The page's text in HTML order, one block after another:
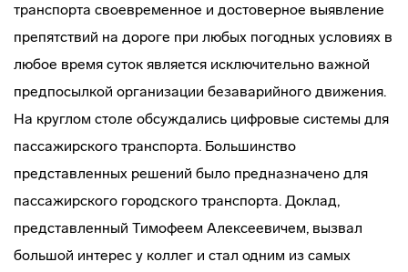
транспорта своевременное и достоверное выявление
препятствий на дороге при любых погодных условиях в
любое время суток является исключительно важной
предпосылкой организации безаварийного движения.
На круглом столе обсуждались цифровые системы для
пассажирского транспорта. Большинство
представленных решений было предназначено для
пассажирского городского транспорта. Доклад,
представленный Тимофеем Алексеевичем, вызвал
большой интерес у коллег и стал одним из самых